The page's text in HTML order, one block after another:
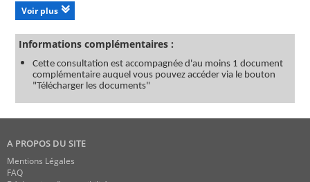
composés majoritaires (par exemple triglycérides) et
minoritaires (par exemple stérols, esters de stérol,
tocophérols, esters de cire, alcools gras, glycérol) au cours
d'une seule analyse. Pour une analyse réellement
quantitative des classes de composés préalablement
identifiées, les méthodes spécifiques sont plus appropriées.
La méthode peut également être utilisée comme outil
d'analyse qualitative en vue d'effectuer une comparaison
Voir plus
Informations complémentaires :
Cette consultation est accompagnée d'au moins 1 document
complémentaire auquel vous pouvez accéder via le bouton
"Télécharger les documents"
A PROPOS DU SITE
Mentions Légales
FAQ